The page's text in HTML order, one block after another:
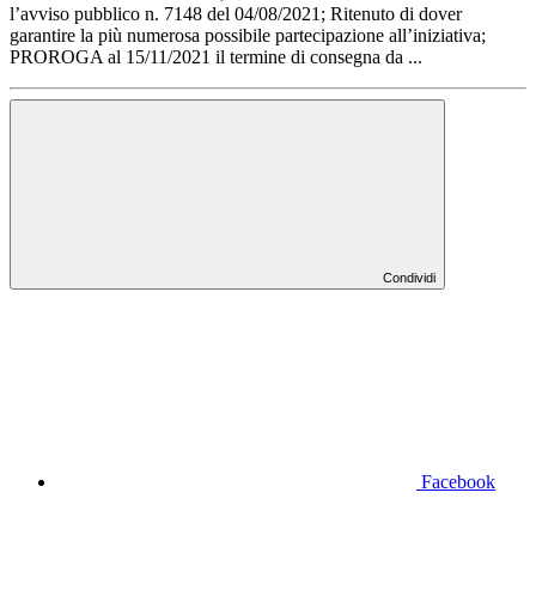
l’avviso pubblico n. 7148 del 04/08/2021; Ritenuto di dover
garantire la più numerosa possibile partecipazione all’iniziativa;
PROROGA al 15/11/2021 il termine di consegna da ...
Condividi
Facebook